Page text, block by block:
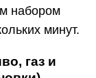
набором
минут.
газ и